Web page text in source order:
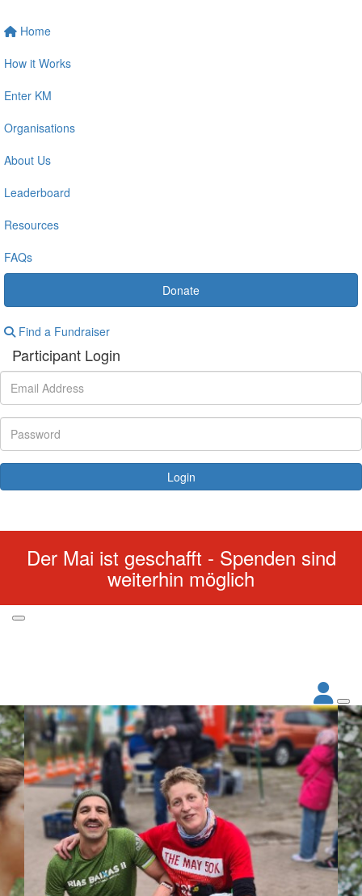
Home
How it Works
Enter KM
Organisations
About Us
Leaderboard
Resources
FAQs
Donate
Find a Fundraiser
Participant Login
Login
Der Mai ist geschafft - Spenden sind
weiterhin möglich